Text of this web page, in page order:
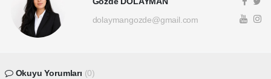
dolaymangozde@gmail.com
Okuyu Yorumları (0)